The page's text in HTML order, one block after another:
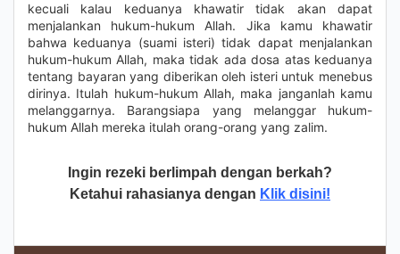
kecuali kalau keduanya khawatir tidak akan dapat
menjalankan hukum-hukum Allah. Jika kamu khawatir
bahwa keduanya (suami isteri) tidak dapat menjalankan
hukum-hukum Allah, maka tidak ada dosa atas keduanya
tentang bayaran yang diberikan oleh isteri untuk menebus
dirinya. Itulah hukum-hukum Allah, maka janganlah kamu
melanggarnya. Barangsiapa yang melanggar hukum-
hukum Allah mereka itulah orang-orang yang zalim.
Ingin rezeki berlimpah dengan berkah?
Ketahui rahasianya dengan Klik disini!